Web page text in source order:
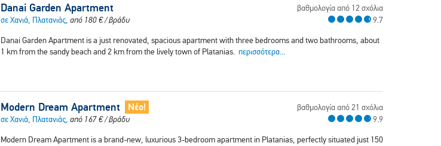
Danai Garden Apartment
σε Χανιά, Πλατανιάς, από 180€/ βράδυ
βαθμολογία από 12 σχόλια
9.7
Danai Garden Apartment is a just renovated, spacious apartment with three bedrooms and two bathrooms, about
1 km from the sandy beach and 2 km from the lively town of Platanias. περισσότερα...
Modern Dream Apartment Νέο!
σε Χανιά, Πλατανιάς, από 167€/ βράδυ
βαθμολογία από 21 σχόλια
9.9
Modern Dream Apartment is a brand-new, luxurious 3-bedroom apartment in Platanias, perfectly situated just 150